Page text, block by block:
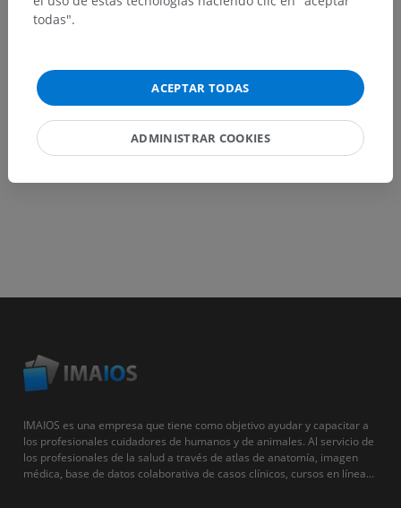
DESCARGAR LA APLICACIÓN
IMAIOS es una empresa que tiene como objetivo ayudar y capacitar a
los profesionales cuidadores de humanos y de animales. Al servicio de
los profesionales de la salud a través de atlas de anatomía, imagen
médica, base de datos colaborativa de casos clínicos, cursos en línea...
todas".
ACEPTAR TODAS
ADMINISTRAR COOKIES